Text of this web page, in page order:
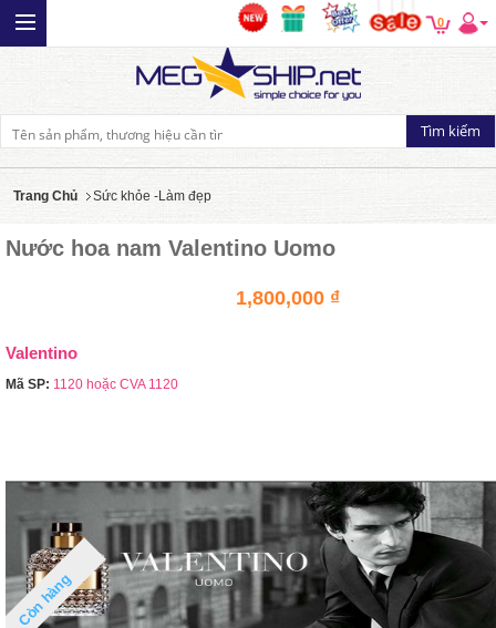
0
Trang Chủ Sức khỏe -Làm đẹp
Nước hoa nam Valentino Uomo
1,800,000 ₫
Valentino
Mã SP: 1120 hoặc CVA 1120
Còn hàng